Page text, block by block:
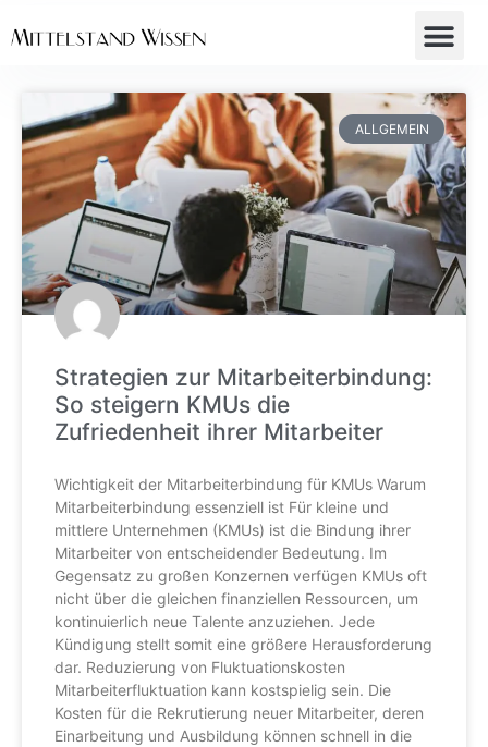
ALLGEMEIN
Strategien zur Mitarbeiterbindung:
So steigern KMUs die
Zufriedenheit ihrer Mitarbeiter
Wichtigkeit der Mitarbeiterbindung für KMUs Warum
Mitarbeiterbindung essenziell ist Für kleine und
mittlere Unternehmen (KMUs) ist die Bindung ihrer
Mitarbeiter von entscheidender Bedeutung. Im
Gegensatz zu großen Konzernen verfügen KMUs oft
nicht über die gleichen finanziellen Ressourcen, um
kontinuierlich neue Talente anzuziehen. Jede
Kündigung stellt somit eine größere Herausforderung
dar. Reduzierung von Fluktuationskosten
Mitarbeiterfluktuation kann kostspielig sein. Die
Kosten für die Rekrutierung neuer Mitarbeiter, deren
Einarbeitung und Ausbildung können schnell in die